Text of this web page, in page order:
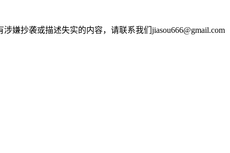
嫌抄袭或描述失实的内容，请联系我们jiasou666@gmail.com